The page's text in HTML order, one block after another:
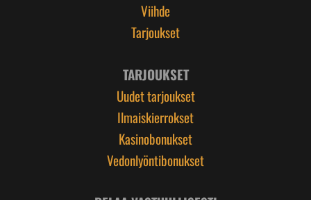
Viihde
Tarjoukset
TARJOUKSET
Uudet tarjoukset
Ilmaiskierrokset
Kasinobonukset
Vedonlyöntibonukset